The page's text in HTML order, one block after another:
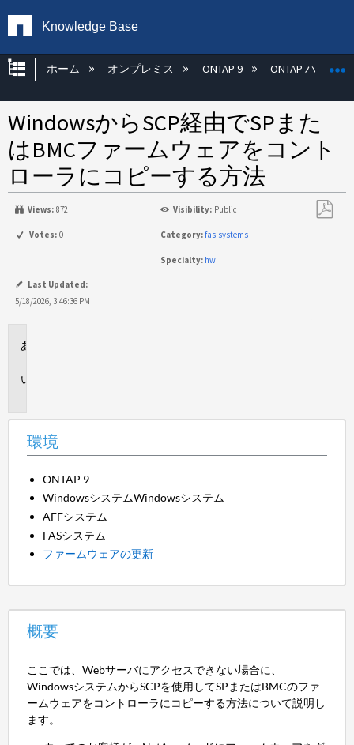
Knowledge Base
グローバル階層を展開/折りたたむ
ホーム オンプレミス ONTAP 9 ONTAP ハード
WindowsからSCP経由でSPまた
はBMCファームウェアをコント
ローラにコピーする方法
Views: 872 Visibility: Public
Votes: 0 Category:fas-systems
Specialty: hw
Last Updated:
5/18/2026, 3:46:36 PM
環境
ONTAP 9
WindowsシステムWindowsシステム
AFFシステム
FASシステム
ファームウェアの更新
概要
ここでは、Webサーバにアクセスできない場合に、
WindowsシステムからSCPを使用してSPまたはBMCのファ
ームウェアをコントローラにコピーする方法について説明し
ます。